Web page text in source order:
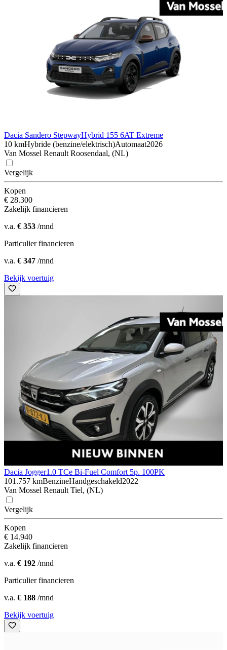
Dacia Sandero StepwayHybrid 155 6AT Extreme
10 kmHybride (benzine/elektrisch)Automaat2026
Van Mossel Renault Roosendaal, (NL)
Vergelijk
Kopen
€ 28.300
Zakelijk financieren
v.a. € 353 /mnd
Particulier financieren
v.a. € 347 /mnd
Bekijk voertuig
Dacia Jogger1.0 TCe Bi-Fuel Comfort 5p. 100PK
101.757 kmBenzineHandgeschakeld2022
Van Mossel Renault Tiel, (NL)
Vergelijk
Kopen
€ 14.940
Zakelijk financieren
v.a. € 192 /mnd
Particulier financieren
v.a. € 188 /mnd
Bekijk voertuig